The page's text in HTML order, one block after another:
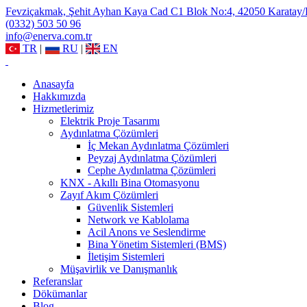
Fevziçakmak, Şehit Ayhan Kaya Cad C1 Blok No:4, 42050
(0332) 503 50 96
info@enerva.com.tr
TR | RU | EN
Anasayfa
Hakkımızda
Hizmetlerimiz
Elektrik Proje Tasarımı
Aydınlatma Çözümleri
İç Mekan Aydınlatma Çözümleri
Peyzaj Aydınlatma Çözümleri
Cephe Aydınlatma Çözümleri
KNX - Akıllı Bina Otomasyonu
Zayıf Akım Çözümleri
Güvenlik Sistemleri
Network ve Kablolama
Acil Anons ve Seslendirme
Bina Yönetim Sistemleri (BMS)
İletişim Sistemleri
Müşavirlik ve Danışmanlık
Referanslar
Dökümanlar